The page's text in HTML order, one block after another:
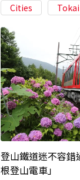
Cities Tokai
登山鐵道迷不容錯
根登山電車」